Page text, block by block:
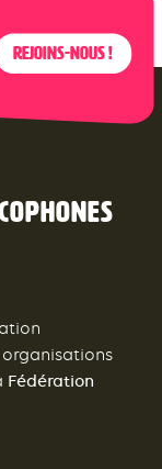
Rejoins-nous !
Fédération